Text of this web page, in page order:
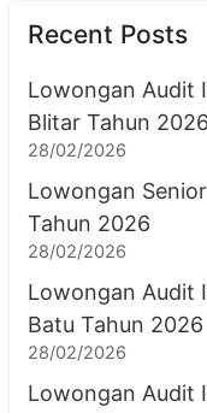
Recent Posts
Lowongan Audit
Blitar Tahun 2026
28/02/2026
Lowongan
Tahun 2026
28/02/2026
Lowongan Audit
Batu Tahun 2026
28/02/2026
Lowongan Audit